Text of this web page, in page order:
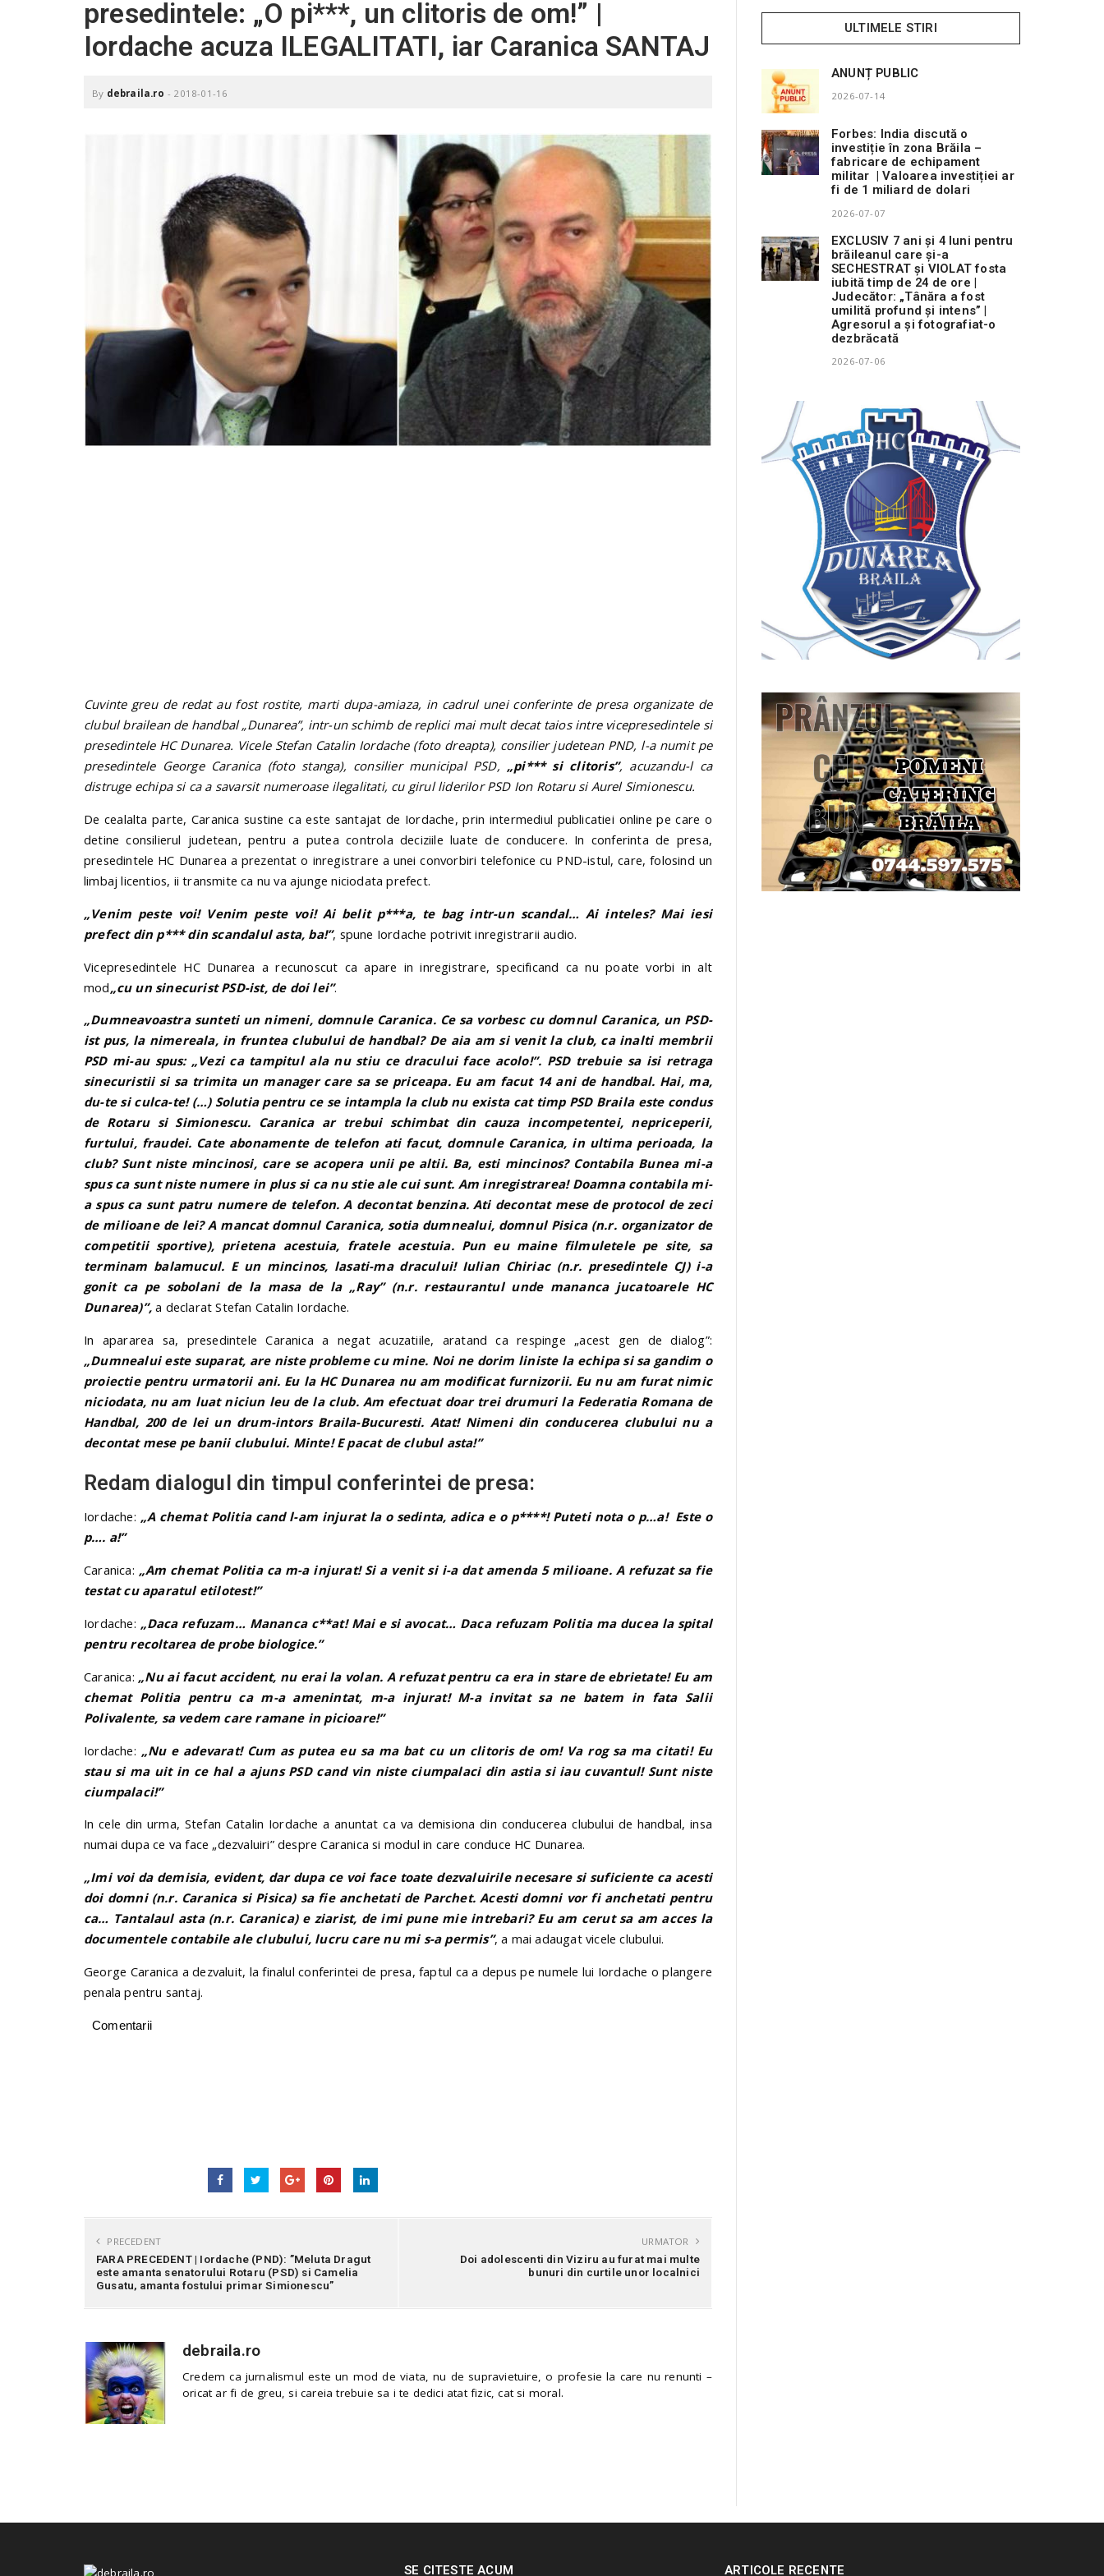
o
presedintele: „O pi***, un clitoris de om!” |
Iordache acuza ILEGALITATI, iar Caranica SANTAJ
By debraila.ro - 2018-01-16
Cuvinte greu de redat au fost rostite, marti dupa-amiaza, in cadrul unei conferinte de presa organizate de
clubul brailean de handbal „Dunarea”, intr-un schimb de replici mai mult decat taios intre vicepresedintele si
presedintele HC Dunarea. Vicele Stefan Catalin Iordache (foto dreapta), consilier judetean PND, l-a numit pe
presedintele George Caranica (foto stanga), consilier municipal PSD, „pi*** si clitoris”, acuzandu-l ca
distruge echipa si ca a savarsit numeroase ilegalitati, cu girul liderilor PSD Ion Rotaru si Aurel Simionescu.
De cealalta parte, Caranica sustine ca este santajat de Iordache, prin intermediul publicatiei online pe care o
detine consilierul judetean, pentru a putea controla deciziile luate de conducere. In conferinta de presa,
presedintele HC Dunarea a prezentat o inregistrare a unei convorbiri telefonice cu PND-istul, care, folosind un
limbaj licentios, ii transmite ca nu va ajunge niciodata prefect.
„Venim peste voi! Venim peste voi! Ai belit p***a, te bag intr-un scandal… Ai inteles? Mai iesi
prefect din p*** din scandalul asta, ba!”, spune Iordache potrivit inregistrarii audio.
Vicepresedintele HC Dunarea a recunoscut ca apare in inregistrare, specificand ca nu poate vorbi in alt
mod„cu un sinecurist PSD-ist, de doi lei”.
„Dumneavoastra sunteti un nimeni, domnule Caranica. Ce sa vorbesc cu domnul Caranica, un PSD-
ist pus, la nimereala, in fruntea clubului de handbal? De aia am si venit la club, ca inalti membrii
PSD mi-au spus: „Vezi ca tampitul ala nu stiu ce dracului face acolo!”. PSD trebuie sa isi retraga
sinecuristii si sa trimita un manager care sa se priceapa. Eu am facut 14 ani de handbal. Hai, ma,
du-te si culca-te! (…) Solutia pentru ce se intampla la club nu exista cat timp PSD Braila este condus
de Rotaru si Simionescu. Caranica ar trebui schimbat din cauza incompetentei, nepriceperii,
furtului, fraudei. Cate abonamente de telefon ati facut, domnule Caranica, in ultima perioada, la
club? Sunt niste mincinosi, care se acopera unii pe altii. Ba, esti mincinos? Contabila Bunea mi-a
spus ca sunt niste numere in plus si ca nu stie ale cui sunt. Am inregistrarea! Doamna contabila mi-
a spus ca sunt patru numere de telefon. A decontat benzina. Ati decontat mese de protocol de zeci
de milioane de lei? A mancat domnul Caranica, sotia dumnealui, domnul Pisica (n.r. organizator de
competitii sportive), prietena acestuia, fratele acestuia. Pun eu maine filmuletele pe site, sa
terminam balamucul. E un mincinos, lasati-ma dracului! Iulian Chiriac (n.r. presedintele CJ) i-a
gonit ca pe sobolani de la masa de la „Ray” (n.r. restaurantul unde mananca jucatoarele HC
Dunarea)”,a declarat Stefan Catalin Iordache.
In apararea sa, presedintele Caranica a negat acuzatiile, aratand ca respinge „acest gen de dialog”:
„Dumnealui este suparat, are niste probleme cu mine. Noi ne dorim liniste la echipa si sa gandim o
proiectie pentru urmatorii ani. Eu la HC Dunarea nu am modificat furnizorii. Eu nu am furat nimic
niciodata, nu am luat niciun leu de la club. Am efectuat doar trei drumuri la Federatia Romana de
Handbal, 200 de lei un drum-intors Braila-Bucuresti. Atat! Nimeni din conducerea clubului nu a
decontat mese pe banii clubului. Minte! E pacat de clubul asta!”
Redam dialogul din timpul conferintei de presa:
Iordache: „A chemat Politia cand l-am injurat la o sedinta, adica e o p****! Puteti nota o p…a! Este o
p…. a!”
Caranica: „Am chemat Politia ca m-a injurat! Si a venit si i-a dat amenda 5 milioane. A refuzat sa fie
testat cu aparatul etilotest!”
Iordache: „Daca refuzam… Mananca c**at! Mai e si avocat… Daca refuzam Politia ma ducea la spital
pentru recoltarea de probe biologice.”
Caranica: „Nu ai facut accident, nu erai la volan. A refuzat pentru ca era in stare de ebrietate! Eu am
chemat Politia pentru ca m-a amenintat, m-a injurat! M-a invitat sa ne batem in fata Salii
Polivalente, sa vedem care ramane in picioare!”
Iordache: „Nu e adevarat! Cum as putea eu sa ma bat cu un clitoris de om! Va rog sa ma citati! Eu
stau si ma uit in ce hal a ajuns PSD cand vin niste ciumpalaci din astia si iau cuvantul! Sunt niste
ciumpalaci!”
In cele din urma, Stefan Catalin Iordache a anuntat ca va demisiona din conducerea clubului de handbal, insa
numai dupa ce va face „dezvaluiri” despre Caranica si modul in care conduce HC Dunarea.
„Imi voi da demisia, evident, dar dupa ce voi face toate dezvaluirile necesare si suficiente ca acesti
doi domni (n.r. Caranica si Pisica) sa fie anchetati de Parchet. Acesti domni vor fi anchetati pentru
ca… Tantalaul asta (n.r. Caranica) e ziarist, de imi pune mie intrebari? Eu am cerut sa am acces la
documentele contabile ale clubului, lucru care nu mi s-a permis”, a mai adaugat vicele clubului.
George Caranica a dezvaluit, la finalul conferintei de presa, faptul ca a depus pe numele lui Iordache o plangere
penala pentru santaj.
Comentarii
PRECEDENT
FARA PRECEDENT | Iordache (PND): ”Meluta Dragut
este amanta senatorului Rotaru (PSD) si Camelia
Gusatu, amanta fostului primar Simionescu”
URMATOR
Doi adolescenti din Viziru au furat mai multe
bunuri din curtile unor localnici
debraila.ro
Credem ca jurnalismul este un mod de viata, nu de supravietuire, o profesie la care nu renunti –
oricat ar fi de greu, si careia trebuie sa i te dedici atat fizic, cat si moral.
ULTIMELE STIRI
ANUNȚ PUBLIC
2026-07-14
Forbes: India discută o
investiție în zona Brăila –
fabricare de echipament
militar | Valoarea investiției ar
fi de 1 miliard de dolari
2026-07-07
EXCLUSIV 7 ani și 4 luni pentru
brăileanul care și-a
SECHESTRAT și VIOLAT fosta
iubită timp de 24 de ore |
Judecător: „Tânăra a fost
umilită profund și intens” |
Agresorul a și fotografiat-o
dezbrăcată
2026-07-06
SE CITESTE ACUM ARTICOLE RECENTE